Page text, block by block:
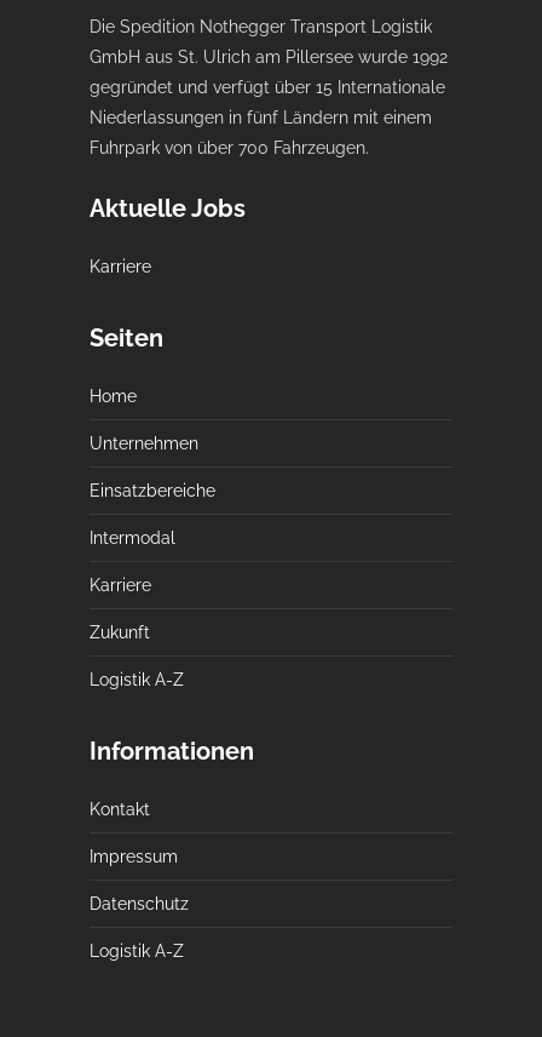
Die Spedition Nothegger Transport Logistik
GmbH aus St. Ulrich am Pillersee wurde 1992
gegründet und verfügt über 15 Internationale
Niederlassungen in fünf Ländern mit einem
Fuhrpark von über 700 Fahrzeugen.
Aktuelle Jobs
Karriere
Seiten
Home
Unternehmen
Einsatzbereiche
Intermodal
Karriere
Zukunft
Logistik A-Z
Informationen
Kontakt
Impressum
Datenschutz
Logistik A-Z